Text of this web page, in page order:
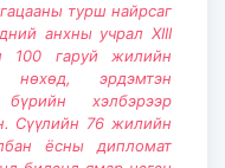
турш найрсаг
анхны учрал XIII
100 гаруй жилийн
нөхөд, эрдэмтэн
хэлбэрээр
Сүүлийн 76 жилийн
ёсны дипломат